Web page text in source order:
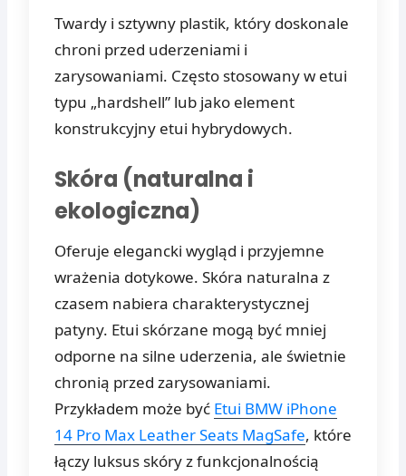
Twardy i sztywny plastik, który doskonale
chroni przed uderzeniami i
zarysowaniami. Często stosowany w etui
typu „hardshell” lub jako element
konstrukcyjny etui hybrydowych.
Skóra (naturalna i
ekologiczna)
Oferuje elegancki wygląd i przyjemne
wrażenia dotykowe. Skóra naturalna z
czasem nabiera charakterystycznej
patyny. Etui skórzane mogą być mniej
odporne na silne uderzenia, ale świetnie
chronią przed zarysowaniami.
Przykładem może być Etui BMW iPhone
14 Pro Max Leather Seats MagSafe, które
łączy luksus skóry z funkcjonalnością